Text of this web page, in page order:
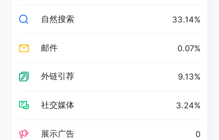
自然搜索 33.14%
邮件 0.07%
外链引荐 9.13%
社交媒体 3.24%
展示广告 0